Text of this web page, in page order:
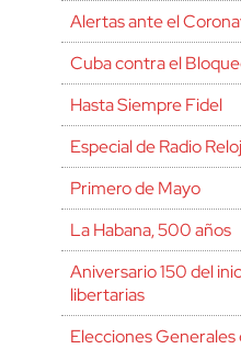
Alertas ante el
Cuba contra el
Hasta Siempre Fidel
Especial de Radio
Primero de Mayo
La Habana, 500 años
Aniversario 150 del
libertarias
Elecciones Generales